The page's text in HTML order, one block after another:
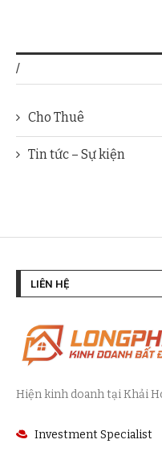
/
Cho Thuê
Tin tức – Sự kiện
LIÊN HỆ
Hiện kinh doanh tại Khải
Investment Specialist